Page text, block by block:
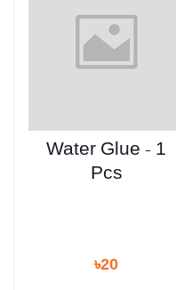
Water Glue - 1
Pcs
৳20